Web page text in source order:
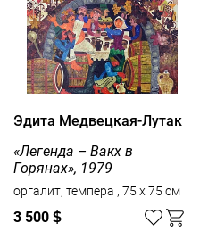
Эдита Медвецкая-Лутак
«Легенда – Вакх в
Горянах», 1979
оргалит, темпера , 75 x 75 см
3 500 $